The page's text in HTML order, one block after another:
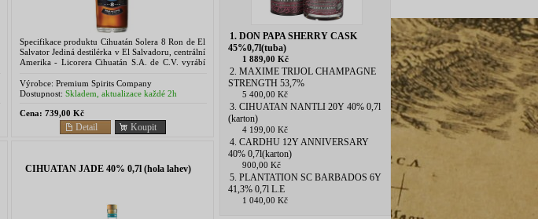
Specifikace produktu Cihuatán Solera 8 Ron de El
Salvator Jediná destilérka v El Salvadoru, centrální
Amerika - Licorera Cihuatán S.A. de C.V. vyrábí
Výrobce: Premium Spirits Company
Dostupnost: Skladem, aktualizace každé 2h
Cena: 739,00 Kč
Koupit
Detail
CIHUATAN JADE 40% 0,7l (hola lahev)
1. DON PAPA SHERRY CASK
45%0,7l(tuba)
1 889,00 Kč
2. MAXIME TRIJOL CHAMPAGNE
STRENGTH 53,7%
5 400,00 Kč
3. CIHUATAN NANTLI 20Y 40% 0,7l
(karton)
4 199,00 Kč
4. CARDHU 12Y ANNIVERSARY
40% 0,7l(karton)
900,00 Kč
5. PLANTATION SC BARBADOS 6Y
41,3% 0,7l L.E
1 040,00 Kč